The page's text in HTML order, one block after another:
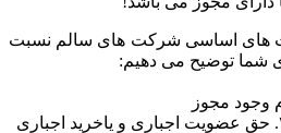
های اساسی شرکت های سالم نسبت
شما توضیح می دهیم: